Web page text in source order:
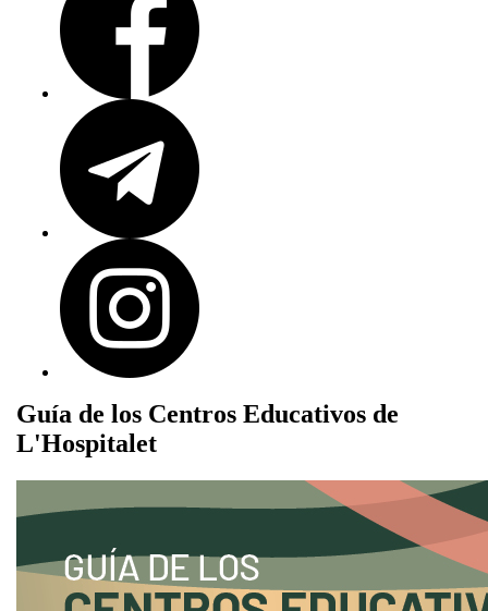
Guía de los Centros Educativos de
L'Hospitalet